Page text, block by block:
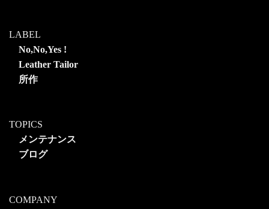
LABEL
No,No,Yes !
Leather Tailor
所作
TOPICS
メンテナンス
ブログ
COMPANY